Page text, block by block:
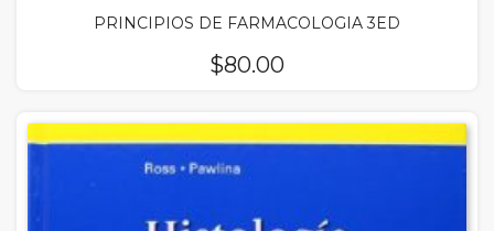
PRINCIPIOS DE FARMACOLOGIA 3ED
$80.00